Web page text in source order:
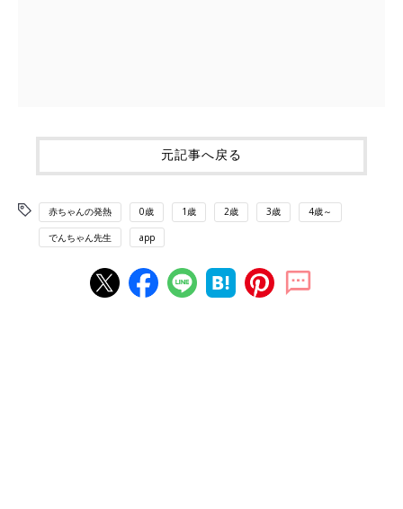
元記事へ戻る
赤ちゃんの発熱 0歳 1歳 2歳 3歳 4歳～
でんちゃん先生 app